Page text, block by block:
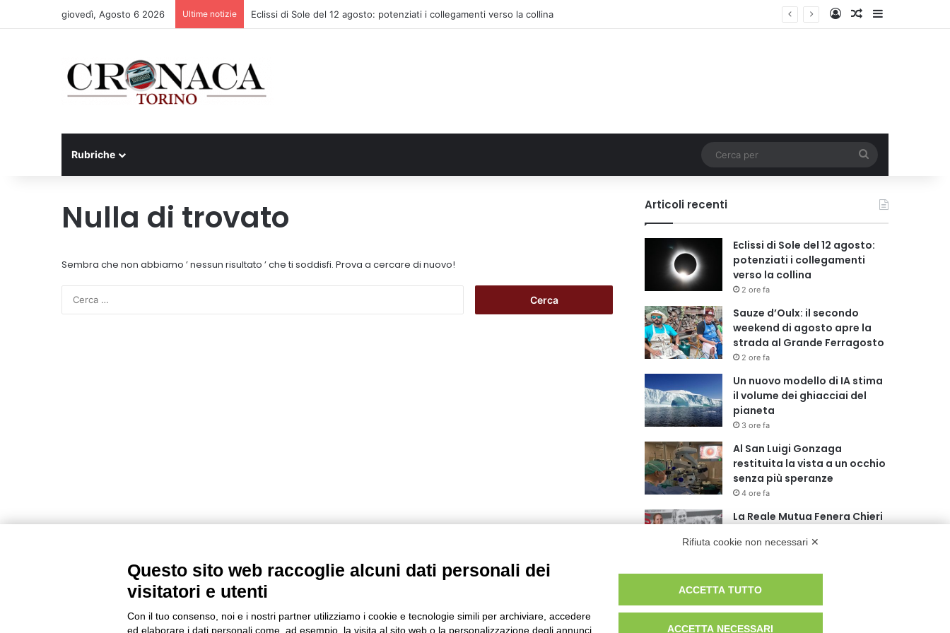
giovedì, Agosto 6 2026 Ultime notizie Eclissi di Sole del 12 agosto: potenziati i collegamenti verso la collina AccediUn articolo a
Rubriche
per
Nulla di trovato
Sembra che non abbiamo ’ nessun risultato ’ che ti soddisfi. Prova a cercare di nuovo!
Articoli recenti
Eclissi di Sole del 12 agosto:
potenziati i collegamenti
verso la collina
2 ore fa
Sauze d’Oulx: il secondo
weekend di agosto apre la
strada al Grande Ferragosto
2 ore fa
Un nuovo modello di IA stima
il volume dei ghiacciai del
pianeta
3 ore fa
Al San Luigi Gonzaga
restituita la vista a un occhio
senza più speranze
4 ore fa
La Reale Mutua Fenera Chieri
Stuut
BEA Chieri Leopardi 3×3, una
alle Finals di Riccione
19 ore fa
Rifiuta cookie non necessari ✕
Questo sito web raccoglie alcuni dati personali dei
visitatori e utenti
Con il tuo consenso, noi e i nostri partner utilizziamo i cookie e tecnologie simili per archiviare, accedere
ed elaborare i dati personali come, ad esempio, la visita al sito web o la personalizzazione degli annunci.
ACCETTA TUTTO
ACCETTA NECESSARI